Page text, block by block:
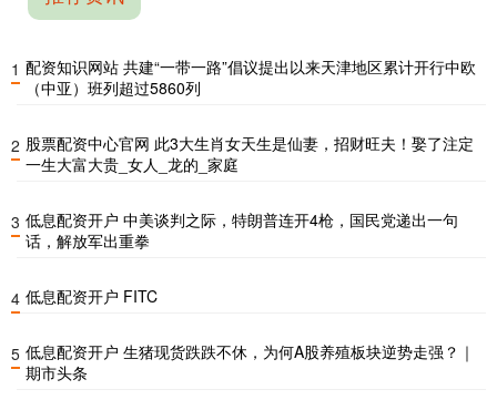
1 配资知识网站 共建“一带一路”倡议提出以来天津地区累计开行中欧
（中亚）班列超过5860列
2 股票配资中心官网 此3大生肖女天生是仙妻，招财旺夫！娶了注定
一生大富大贵_女人_龙的_家庭
3 低息配资开户 中美谈判之际，特朗普连开4枪，国民党递出一句
话，解放军出重拳
4 低息配资开户 FITC
5 低息配资开户 生猪现货跌跌不休，为何A股养殖板块逆势走强？｜
期市头条